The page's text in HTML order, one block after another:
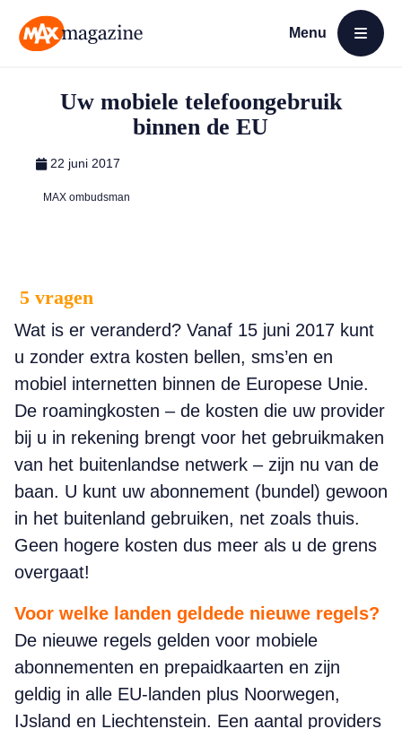
Menu
Open menu
Uw mobiele telefoongebruik
binnen de EU
22 juni 2017
MAX ombudsman
5 vragen
Wat is er veranderd? Vanaf 15 juni 2017 kunt
u zonder extra kosten bellen, sms’en en
mobiel internetten binnen de Europese Unie.
De roamingkosten – de kosten die uw provider
bij u in rekening brengt voor het gebruikmaken
van het buitenlandse netwerk – zijn nu van de
baan. U kunt uw abonnement (bundel) gewoon
in het buitenland gebruiken, net zoals thuis.
Geen hogere kosten dus meer als u de grens
overgaat!
Voor welke landen geldede nieuwe regels?
De nieuwe regels gelden voor mobiele
abonnementen en prepaidkaarten en zijn
geldig in alle EU-landen plus Noorwegen,
IJsland en Liechtenstein. Een aantal providers